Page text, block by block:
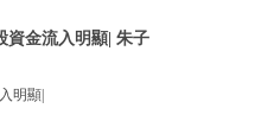
資金流入明顯| 朱子
明顯|